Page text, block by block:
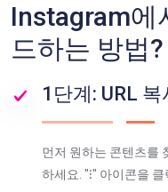
Instagram에
드하는 방법?
1단계: URL 복
먼저 원하는 콘텐츠를
하세요. "⁝" 아이콘을